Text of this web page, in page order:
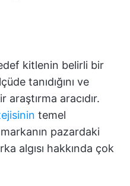
kitlenin belirli bir
tanıdığını ve
araştırma aracıdır.
temel
pazardaki
algısı hakkında çok